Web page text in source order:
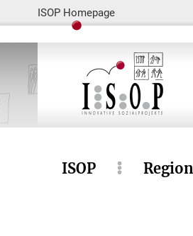
ISOP Homepage
ISOP